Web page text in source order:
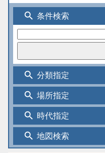
search 条件検索
search 分類指定
search 場所指定
search 時代指定
search 地図検索